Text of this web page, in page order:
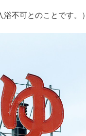
浴不可とのことです。）